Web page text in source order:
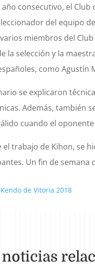
consecutivo, el Club
del equipo
miembros del
la selección y la
como Agustín
se explicaron
Además, también
cuando el
el trabajo de Kihon, se
Un fin de
de Vitoria 2018
noticias